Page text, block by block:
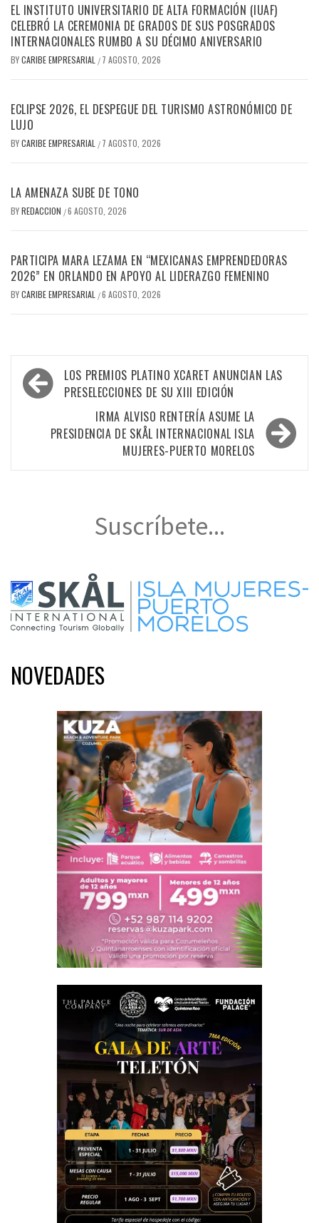
EL INSTITUTO UNIVERSITARIO DE ALTA FORMACIÓN (IUAF)
CELEBRÓ LA CEREMONIA DE GRADOS DE SUS POSGRADOS
INTERNACIONALES RUMBO A SU DÉCIMO ANIVERSARIO
BYCARIBE EMPRESARIAL / 7 AGOSTO, 2026
ECLIPSE 2026, EL DESPEGUE DEL TURISMO ASTRONÓMICO DE
LUJO
BYCARIBE EMPRESARIAL / 7 AGOSTO, 2026
LA AMENAZA SUBE DE TONO
BYREDACCION /6 AGOSTO, 2026
PARTICIPA MARA LEZAMA EN “MEXICANAS EMPRENDEDORAS
2026” EN ORLANDO EN APOYO AL LIDERAZGO FEMENINO
BYCARIBE EMPRESARIAL /6 AGOSTO, 2026
Navegación
de
entradas
LOS PREMIOS PLATINO XCARET ANUNCIAN LAS
PRESELECCIONES DE SU XIII EDICIÓN
IRMA ALVISO RENTERÍA ASUME LA
PRESIDENCIA DE SKÅL INTERNACIONAL ISLA
MUJERES-PUERTO MORELOS
Suscríbete...
NOVEDADES